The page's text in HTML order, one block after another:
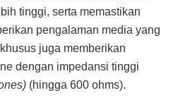
tinggi, serta memastikan
pengalaman media yang
juga memberikan
dengan impedansi tinggi
(hingga 600 ohms).